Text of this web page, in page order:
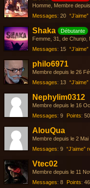
Homme Membre
Messages 20
Shaka
Débutante
Femme 31 de Chunjo
Messages
15
philo6971
Membre depuis le 26
Messages
13
Nephylim0312
Membre depuis le 16
Messages 9 Points 50
AlouQua
Membre depuis le 2 Mai
Messages 9 “J’aime”
Vtec02
Membre depuis le 11
Messages 8 Points 46